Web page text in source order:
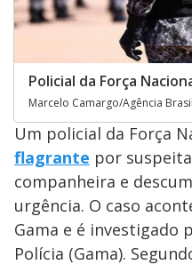
Policial da Força
Marcelo Camargo/Agência
Um policial da Força
flagrante por
companheira e
urgência. O caso
Gama e é investigado
Polícia (Gama).